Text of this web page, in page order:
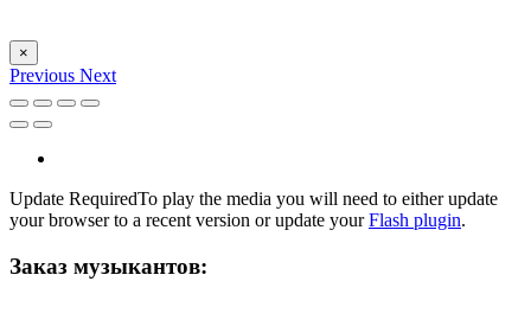
×
Previous Next
Update RequiredTo play the media you will need to either update
your browser to a recent version or update yourFlash plugin.
Заказ музыкантов: